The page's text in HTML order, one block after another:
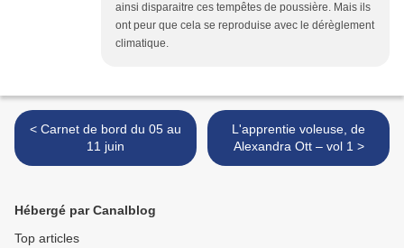
ainsi disparaitre ces tempêtes de poussière. Mais ils
ont peur que cela se reproduise avec le dérèglement
climatique.
< Carnet de bord du 05 au
11 juin
L'apprentie voleuse, de
Alexandra Ott – vol 1 >
Hébergé par Canalblog
Top articles